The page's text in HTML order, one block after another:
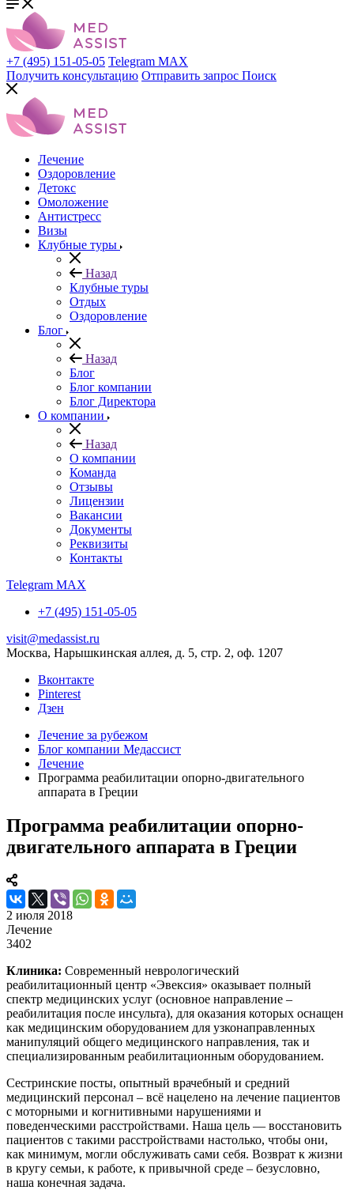
+7 (495) 151-05-05 Telegram MAX
Получить консультацию Отправить запрос Поиск
Лечение
Оздоровление
Детокс
Омоложение
Антистресс
Визы
Клубные туры
Назад
Клубные туры
Отдых
Оздоровление
Блог
Назад
Блог
Блог компании
Блог Директора
О компании
Назад
О компании
Команда
Отзывы
Лицензии
Вакансии
Документы
Реквизиты
Контакты
Telegram MAX
+7 (495) 151-05-05
visit@medassist.ru
Москва, Нарышкинская аллея, д. 5, стр. 2, оф. 1207
Вконтакте
Pinterest
Дзен
Лечение за рубежом
Блог компании Медассист
Лечение
Программа реабилитации опорно-двигательного
аппарата в Греции
Программа реабилитации опорно-
двигательного аппарата в Греции
2 июля 2018
Лечение
3402
Клиника: Современный неврологический
реабилитационный центр «Эвексия» оказывает полный
спектр медицинских услуг (основное направление –
реабилитация после инсульта), для оказания которых оснащен
как медицинским оборудованием для узконаправленных
манипуляций общего медицинского направления, так и
специализированным реабилитационным оборудованием.
Сестринские посты, опытный врачебный и средний
медицинский персонал – всё нацелено на лечение пациентов
с моторными и когнитивными нарушениями и
поведенческими расстройствами. Наша цель — восстановить
пациентов с такими расстройствами настолько, чтобы они,
как минимум, могли обслуживать сами себя. Возврат к жизни
в кругу семьи, к работе, к привычной среде – безусловно,
наша конечная задача.